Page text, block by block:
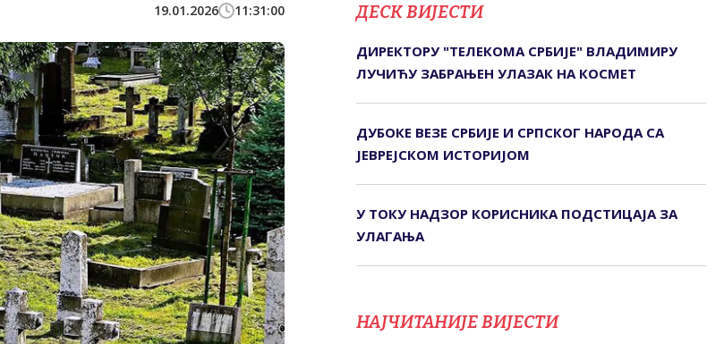
19.01.2026 11:31:00 ДЕСК ВИЈЕСТИ
ДИРЕКТОРУ "ТЕЛЕКОМА СРБИЈЕ" ВЛАДИМИРУ
ЛУЧИЋУ ЗАБРАЊЕН УЛАЗАК НА КОСМЕТ
ДУБОКЕ ВЕЗЕ СРБИЈЕ И СРПСКОГ НАРОДА СА
ЈЕВРЕЈСКОМ ИСТОРИЈОМ
У ТОКУ НАДЗОР КОРИСНИКА ПОДСТИЦАЈА ЗА
УЛАГАЊА
НАЈЧИТАНИЈЕ ВИЈЕСТИ